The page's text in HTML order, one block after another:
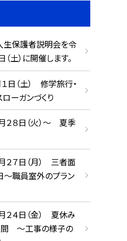
生保護者説明会を令
土）に開催します。
日（土） 修学旅行・
ーガンづくり
２８日（火）～ 夏季
２７日（月） 三者面
職員室外のプラン
２４日（金） 夏休み
間 ～工事の様子の